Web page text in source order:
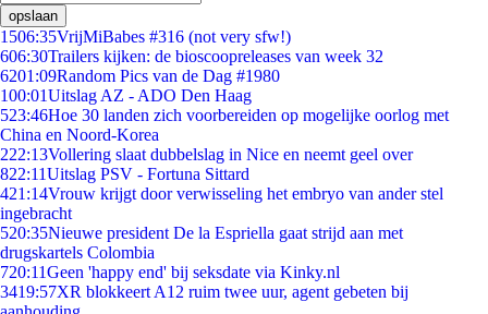
opslaan
1506:35VrijMiBabes #316 (not very sfw!)
606:30Trailers kijken: de bioscoopreleases van week 32
6201:09Random Pics van de Dag #1980
100:01Uitslag AZ - ADO Den Haag
523:46Hoe 30 landen zich voorbereiden op mogelijke oorlog met
China en Noord-Korea
222:13Vollering slaat dubbelslag in Nice en neemt geel over
822:11Uitslag PSV - Fortuna Sittard
421:14Vrouw krijgt door verwisseling het embryo van ander stel
ingebracht
520:35Nieuwe president De la Espriella gaat strijd aan met
drugskartels Colombia
720:11Geen 'happy end' bij seksdate via Kinky.nl
3419:57XR blokkeert A12 ruim twee uur, agent gebeten bij